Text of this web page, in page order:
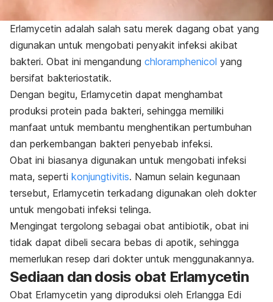
Erlamycetin adalah salah satu merek dagang obat yang
digunakan untuk mengobati penyakit infeksi akibat
bakteri. Obat ini mengandung chloramphenicol yang
bersifat bakteriostatik.
Dengan begitu, Erlamycetin dapat menghambat
produksi protein pada bakteri, sehingga memiliki
manfaat untuk membantu menghentikan pertumbuhan
dan perkembangan bakteri penyebab infeksi.
Obat ini biasanya digunakan untuk mengobati infeksi
mata, seperti konjungtivitis. Namun selain kegunaan
tersebut, Erlamycetin terkadang digunakan oleh dokter
untuk mengobati infeksi telinga.
Mengingat tergolong sebagai obat antibiotik, obat ini
tidak dapat dibeli secara bebas di apotik, sehingga
memerlukan resep dari dokter untuk menggunakannya.
Sediaan dan dosis obat Erlamycetin
Obat Erlamycetin yang diproduksi oleh Erlangga Edi